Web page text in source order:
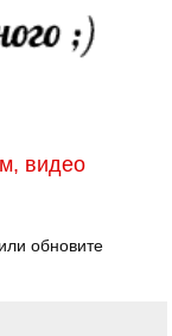
видео
обновите